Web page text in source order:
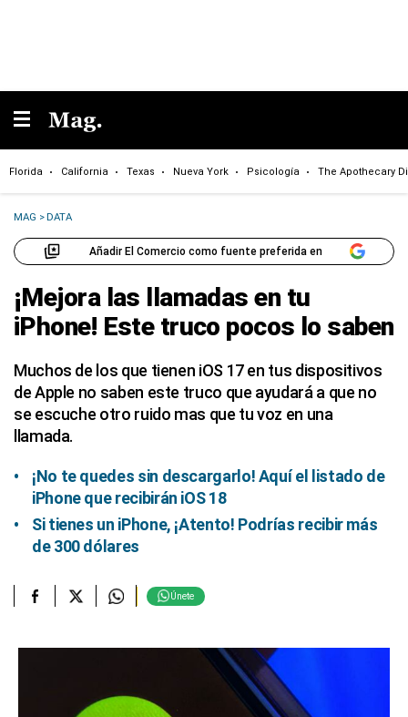
Florida California Texas Nueva York Psicología The Apothecary
MAG >DATA
Añadir El Comercio como fuente preferida en
¡Mejora las llamadas en tu
iPhone! Este truco pocos lo saben
Muchos de los que tienen iOS 17 en tus dispositivos
de Apple no saben este truco que ayudará a que no
se escuche otro ruido mas que tu voz en una
llamada.
¡No te quedes sin descargarlo! Aquí el listado de
iPhone que recibirán iOS 18
Si tienes un iPhone, ¡Atento! Podrías recibir más
de 300 dólares
Únete